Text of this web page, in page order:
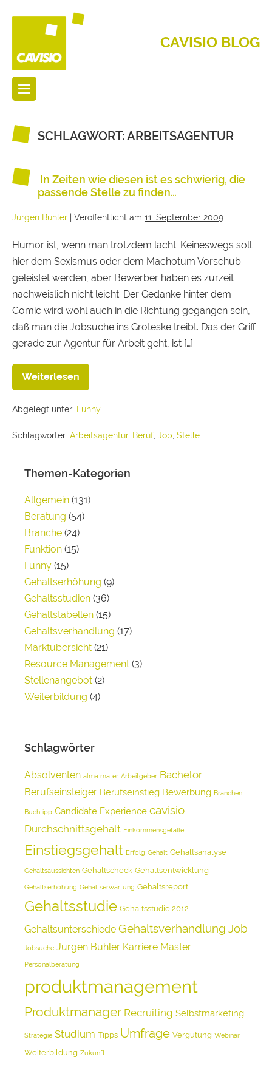
CAVISIO BLOG
SCHLAGWORT:ARBEITSAGENTUR
In Zeiten wie diesen ist es schwierig, die
passende Stelle zu finden…
Jürgen Bühler Veröffentlicht am 11. September 2009
Humor ist, wenn man trotzdem lacht. Keineswegs soll
hier dem Sexismus oder dem Machotum Vorschub
geleistet werden, aber Bewerber haben es zurzeit
nachweislich nicht leicht. Der Gedanke hinter dem
Comic wird wohl auch in die Richtung gegangen sein,
daß man die Jobsuche ins Groteske treibt. Das der Griff
gerade zur Agentur für Arbeit geht, ist […]
Weiterlesen
Abgelegt unter: Funny
Schlagwörter: Arbeitsagentur, Beruf Job Stelle
Themen-Kategorien
Allgemein (131)
Beratung (54)
Branche (24)
Funktion (15)
Funny (15)
Gehaltserhöhung (9)
Gehaltsstudien (36)
Gehaltstabellen (15)
Gehaltsverhandlung (17)
Marktübersicht (21)
Resource Management (3)
Stellenangebot (2)
Weiterbildung (4)
Schlagwörter
Absolventen alma mater Arbeitgeber Bachelor
Berufseinsteiger Berufseinstieg Bewerbung Branchen
Buchtipp Candidate Experience cavisio
Durchschnittsgehalt Einkommensgefälle
Einstiegsgehalt Erfolg Gehalt Gehaltsanalyse
Gehaltsaussichten Gehaltscheck Gehaltsentwicklung
Gehaltserhöhung Gehaltserwartung Gehaltsreport
Gehaltsstudie Gehaltsstudie 2012
Gehaltsunterschiede Gehaltsverhandlung Job
Jobsuche Jürgen Bühler Karriere Master
Personalberatung
produktmanagement
Produktmanager Recruiting Selbstmarketing
Strategie Studium Tipps Umfrage Vergütung Webinar
Weiterbildung Zukunft